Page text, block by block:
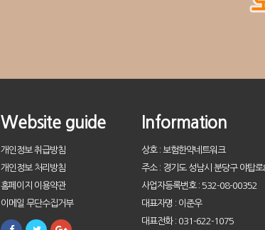
Website guide
개인정보 취급방침
개인정보 처리방침
홈페이지 이용약관
이메일 무단수집거부
Information
상호 : 보험한약네트워크
주소 : 경기도 성남시 분당구 야탑
사업자등록번호 : 532-08-00352
대표자명 : 이준우
대표전화 : 031-622-1075